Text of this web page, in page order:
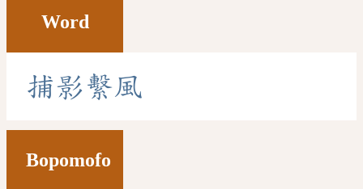
Word
捕影繫風
Bopomofo